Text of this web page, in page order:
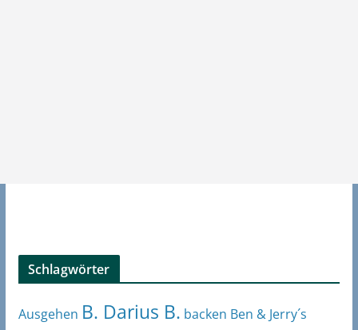
Schlagwörter
Ausgehen B. Darius B. backen Ben & Jerry´s